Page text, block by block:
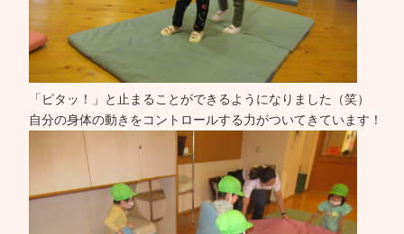
「ピタッ！」と止まることができるようになりました（笑）
自分の身体の動きをコントロールする力がついてきています！